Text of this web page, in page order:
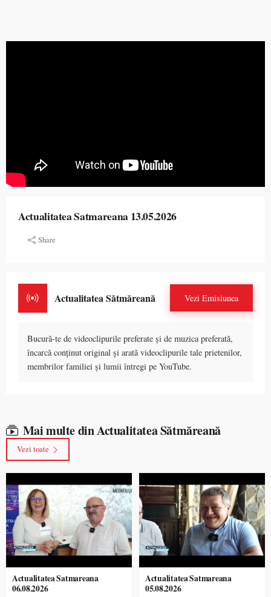
Actualitatea Satmareana 13.05.2026
Share
Actualitatea Sătmăreană Vezi Emisiunea
Bucură-te de videoclipurile preferate și de muzica preferată,
încarcă conținut original și arată videoclipurile tale prietenilor,
membrilor familiei și lumii întregi pe YouTube.
Mai multe din Actualitatea Sătmăreană
Vezi toate
Actualitatea Satmareana
06.08.2026
Actualitatea Satmareana
05.08.2026